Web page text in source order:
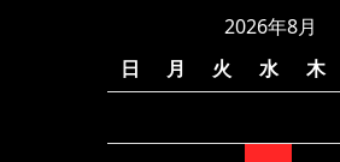
2026年8月
日
月 火 水 木